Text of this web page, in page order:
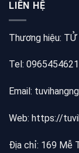
LIÊN HỆ
Thương hiệu: TỬ
Tel: 0965454621
Email:
Web: https://
Địa chỉ: 169 Mễ